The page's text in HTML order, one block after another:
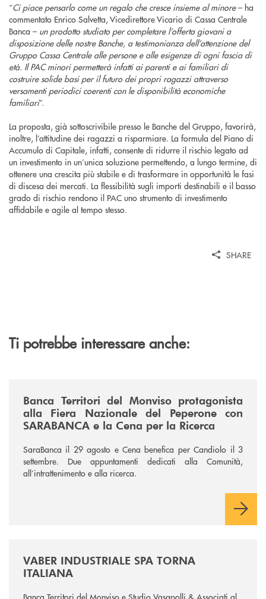
“Ci piace pensarlo come un regalo che cresce insieme al minore– ha
commentato Enrico Salvetta, Vicedirettore Vicario di Cassa Centrale
Banca – un prodotto studiato per completare l’offerta giovani a
disposizione delle nostre Banche, a testimonianza dell’attenzione del
Gruppo Cassa Centrale alle persone e alle esigenze di ogni fascia di
età. Il PAC minori permetterà infatti ai parenti e ai familiari di
costruire solide basi per il futuro dei propri ragazzi attraverso
versamenti periodici coerenti con le disponibilità economiche
familiari”.
La proposta, già sottoscrivibile presso le Banche del Gruppo, favorirà,
inoltre, l’attitudine dei ragazzi a risparmiare. La formula del Piano di
Accumulo di Capitale, infatti, consente di ridurre il rischio legato ad
un investimento in un’unica soluzione permettendo, a lungo termine, di
ottenere una crescita più stabile e di trasformare in opportunità le fasi
di discesa dei mercati. La flessibilità sugli importi destinabili e il basso
grado di rischio rendono il PAC uno strumento di investimento
affidabile e agile al tempo stesso.
SHARE
Ti potrebbe interessare anche:
Banca Territori del Monviso protagonista
alla Fiera Nazionale del Peperone con
SARABANCA e la Cena per la Ricerca
SaraBanca il 29 agosto e Cena benefica per Candiolo il 3
settembre. Due appuntamenti dedicati alla Comunità,
all’intrattenimento e alla ricerca.
VABER INDUSTRIALE SPA TORNA
ITALIANA
Banca Territori del Monviso e Studio Vasapolli & Associati al